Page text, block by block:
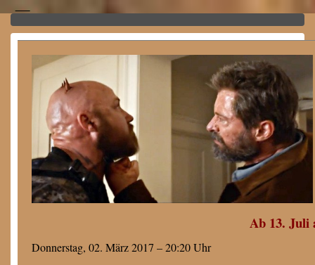
Ab 13. Juli
Donnerstag, 02. März 2017 – 20:20 Uhr